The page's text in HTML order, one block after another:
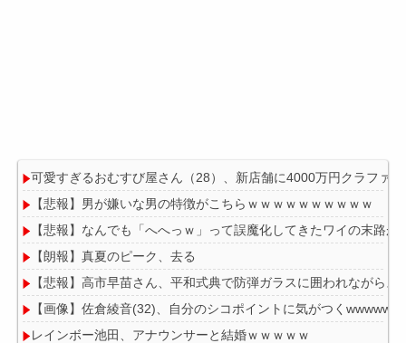
可愛すぎるおむすび屋さん（28）、新店舗に4000万円クラファ
【悲報】男が嫌いな男の特徴がこちらｗｗｗｗｗｗｗｗｗｗ
【悲報】なんでも「へへっｗ」って誤魔化してきたワイの末路
【朗報】真夏のピーク、去る
【悲報】高市早苗さん、平和式典で防弾ガラスに囲われながらス
【画像】佐倉綾音(32)、自分のシコポイントに気がつく
レインボー池田、アナウンサーと結婚ｗｗｗｗｗ